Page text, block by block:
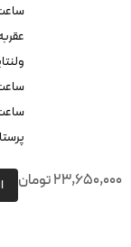
ساعت
عقربه
ولنتاین
ساعت
ساعت
پرستار,
تومان